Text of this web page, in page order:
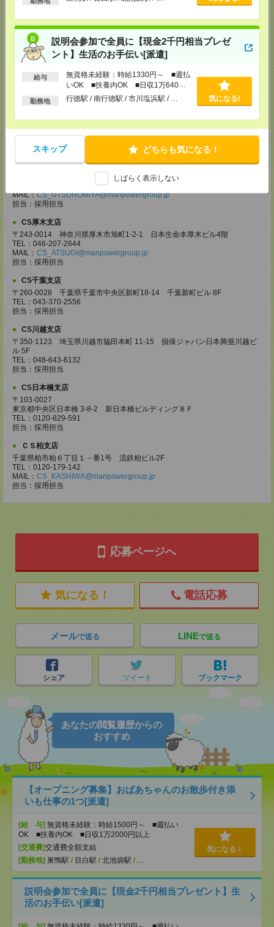
説明会参加で全員に【現金2千円相当プレゼ
ント】生活のお手伝い[派遣]
給与
無資格未経験：時給1330円～ ■週払
いOK ■扶養内OK ■日収1万640円
以上
勤務地 行徳駅 / 南行徳駅 / 市川塩浜駅 / … 気になる!
スキップ どちらも気になる！
しばらく表示しない
TEL：0120-659-459
担当：採用担当
CS大宮支店
〒330-0854 埼玉県さいたま市大宮区桜木町 1-10-16 シーノ大宮ノース
ウイング 9階
TEL：0120-769-355
MAIL：CS_OMIYA@manpowergroup.jp
CS高崎支店
〒370-0831 群馬県高崎市あら町167 高崎第一生命ビルディング11Ｆ
TEL：027-320-6558
MAIL：
CS_TAKASAKI@manpowergroup.jp
担当：採用担当
CS宇都宮支店
〒321-0953 栃木県宇都宮市東宿郷3-2-18 高知穂ビル2Ｆ
MAIL：CS_UTSUNOMIYA@manpowergroup.jp
担当：採用担当
CS厚木支店
〒243-0014 神奈川県厚木市旭町1-2-1 日本生命本厚木ビル4階
TEL：046-207-2644
MAIL： CS_ATSUGI@manpowergroup.jp
担当：採用担当
CS千葉支店
〒260-0028 千葉県千葉市中央区新町18-14 千葉新町ビル 8F
TEL：043-370-2556
担当：採用担当
CS川越支店
〒350-1123 埼玉県川越市脇田本町 11-15 損保ジャパン日本興亜川越ビ
ル 5F
TEL：048-643-6132
担当：採用担当
CS日本橋支店
〒103-0027
東京都中央区日本橋 3-8-2 新日本橋ビルディング８Ｆ
TEL：0120-829-591
担当：採用担当
ＣＳ柏支店
千葉県柏市柏６丁目１－番1号 流鉄柏ビル2F
TEL：0120-179-142
MAIL： CS_KASHIWA@manpowergroup.jp
担当：採用担当
応募ページへ
気になる！ 電話応募
メールで送る LINEで送る
シェア ツイート ブックマーク
あなたの閲覧履歴からの
おすすめ
【オープニング募集】おばあちゃんのお散歩付き添
いも仕事の1つ[派遣]
[給 与] 無資格未経験：時給1500円～ ■週払い
OK ■扶養内OK ■日収1万2000円以上
[交通費]交通費全額支給
[勤務地] 巣鴨駅 / 目白駅 / 北池袋駅 / …
気になる！
説明会参加で全員に【現金2千円相当プレゼント】生
活のお手伝い[派遣]